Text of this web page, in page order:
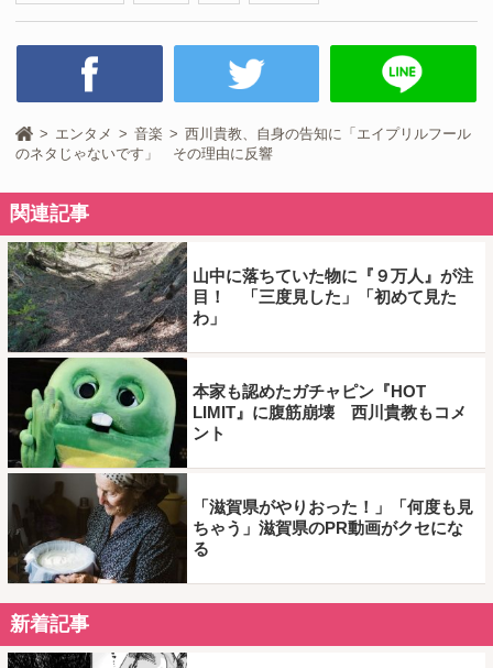
エンタメ 音楽
西川貴教、自身の告知に「エイプリルフール
のネタじゃないです」 その理由に反響
関連記事
山中に落ちていた物に『９万人』が注
目！ 「三度見した」「初めて見た
わ」
本家も認めたガチャピン『HOT
LIMIT』に腹筋崩壊 西川貴教もコメ
ント
「滋賀県がやりおった！」「何度も見
ちゃう」滋賀県のPR動画がクセにな
る
新着記事